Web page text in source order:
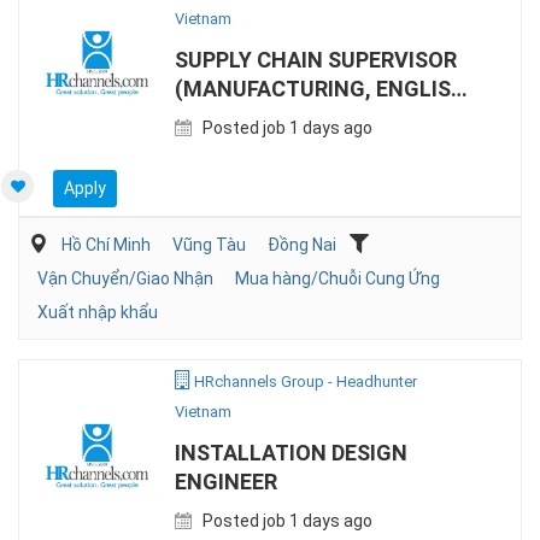
Vietnam
SUPPLY CHAIN SUPERVISOR
(MANUFACTURING, ENGLISH
& CHINESE)
Posted job 1 days ago
Apply
Hồ Chí Minh Vũng Tàu
Đồng Nai
Vận Chuyển/Giao Nhận
Mua hàng/Chuỗi Cung Ứng
Xuất nhập khẩu
HRchannels Group - Headhunter
Vietnam
INSTALLATION DESIGN
ENGINEER
Posted job 1 days ago